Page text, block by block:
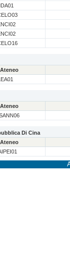
Di Cina